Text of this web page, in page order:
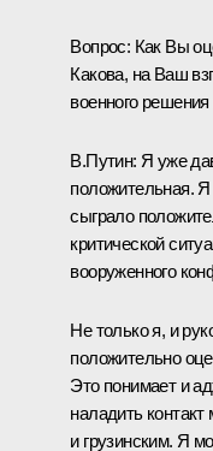
Вопрос: Как Вы
Какова, на Ваш
военного
В.Путин: Я уже
положительная. Я
сыграло
критической
вооруженного
Не только я, и
положительно
Это понимает и
наладить
и грузинским. Я